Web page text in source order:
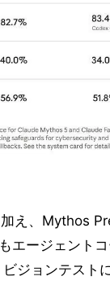
え、Mythos
エージェント
ジョンテスト